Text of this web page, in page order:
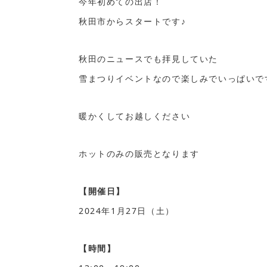
秋田市からスタートです♪
秋田のニュースでも拝見していた
雪まつりイベントなので楽しみでいっぱいで
暖かくしてお越しください
ホットのみの販売となります
【開催日】
2024年1月27日（土）
【時間】